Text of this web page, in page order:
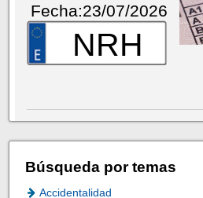
Fecha:23/07/2026
NRH
Búsqueda por temas
Accidentalidad